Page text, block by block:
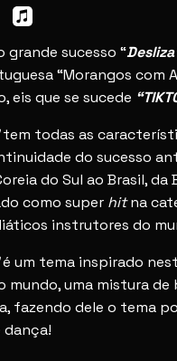
grande sucesso “Desliza
“Morangos com
eis que se sucede
tem todas as
do sucesso
do Sul ao Brasil,
como super hitna
instrutores do
é um tema inspirado
mundo, uma mistura de
fazendo dele o tema